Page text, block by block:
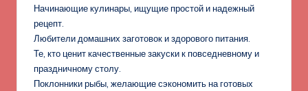
Начинающие кулинары, ищущие простой и надежный
рецепт.
Любители домашних заготовок и здорового питания.
Те, кто ценит качественные закуски к повседневному и
праздничному столу.
Поклонники рыбы, желающие сэкономить на готовых